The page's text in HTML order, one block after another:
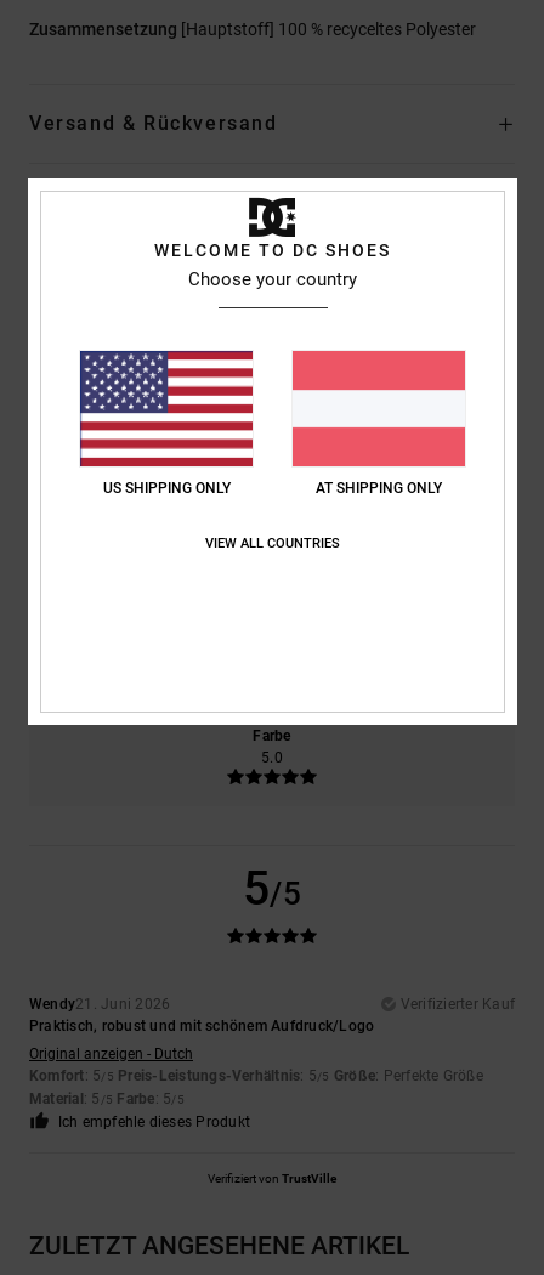
Zusammensetzung [Hauptstoff] 100 % recyceltes Polyester
Versand & Rückversand
Kundenbewertungen
Durchschnittliche Bewertung
5.0
basierend auf1 verifizierten Bewertungen
Preis-Leistungs-Verhältnis
Farbe
5.0
5/5
Wendy21. Juni 2026
Verifizierter Kauf
Praktisch, robust und mit schönem Aufdruck/Logo
Original anzeigen - Dutch
Komfort: 5/5 Preis-Leistungs-Verhältnis: 5/5 Größe: Perfekte Größe
Material : 5 /5 Farbe: 5/5
Ich empfehle dieses Produkt
Verifiziert von TrustVille
ZULETZT ANGESEHENE ARTIKEL
WELCOME TO DC SHOES
Choose your country
US SHIPPING ONLY AT SHIPPING ONLY
VIEW ALL COUNTRIES